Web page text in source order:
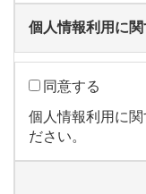
個人情報利用に
同意する
個人情報利用に関
ださい。